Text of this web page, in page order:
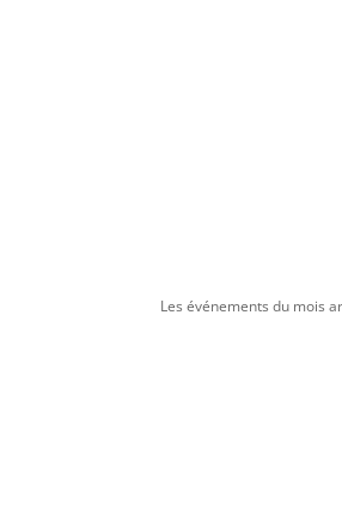
Les événements du mois